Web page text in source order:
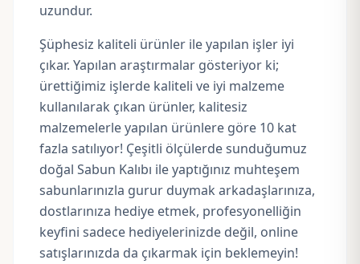
uzundur.
Şüphesiz kaliteli ürünler ile yapılan işler iyi
çıkar. Yapılan araştırmalar gösteriyor ki;
ürettiğimiz işlerde kaliteli ve iyi malzeme
kullanılarak çıkan ürünler, kalitesiz
malzemelerle yapılan ürünlere göre 10 kat
fazla satılıyor! Çeşitli ölçülerde sunduğumuz
doğal Sabun Kalıbı ile yaptığınız muhteşem
sabunlarınızla gurur duymak arkadaşlarınıza,
dostlarınıza hediye etmek, profesyonelliğin
keyfini sadece hediyelerinizde değil, online
satışlarınızda da çıkarmak için beklemeyin!